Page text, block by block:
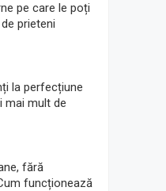
pe care le poți
prieteni
la perfecțiune
mai mult de
fără
funcționează